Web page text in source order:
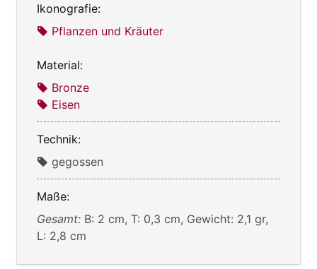
Ikonografie:
Pflanzen und Kräuter
Material:
Bronze
Eisen
Technik:
gegossen
Maße:
Gesamt: B: 2 cm, T: 0,3 cm, Gewicht: 2,1 gr,
L: 2,8 cm